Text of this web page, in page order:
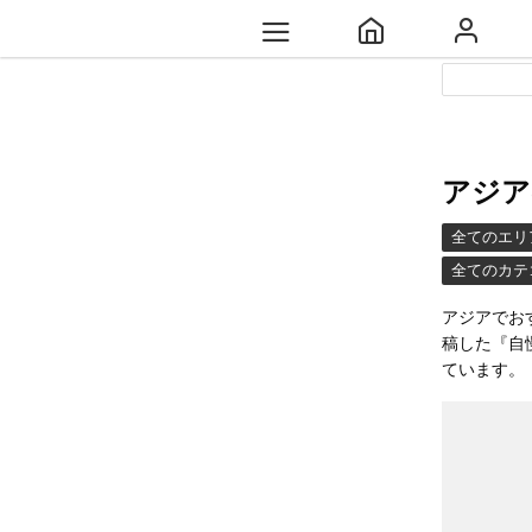
アジ
全てのエリ
全てのカテ
アジアでお
稿した『自
ています。